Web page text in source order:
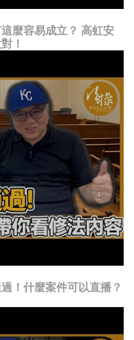
麼容易成立？ 高虹安
！
！什麼案件可以直播？